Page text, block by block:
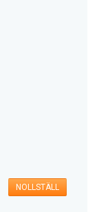
NOLLSTÄLL